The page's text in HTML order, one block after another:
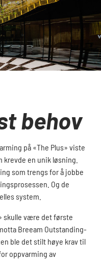
behov
på «The Plus» viste
en unik løsning.
som trengs for å jobbe
Og de
system.
skulle være det første
Breeam Outstanding-
ble det stilt høye krav til
oppvarming av